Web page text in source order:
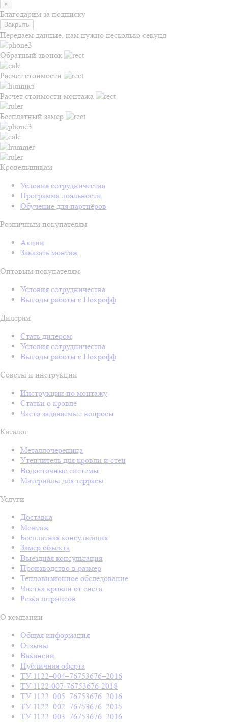
×
Благодарим за подписку
Закрыть
Передаем данные, нам нужно несколько секунд
Обратный звонок
Расчет стоимости
Расчет стоимости монтажа
Бесплатный замер
Кровельщикам
Условия сотрудничества
Программа лояльности
Обучение для партнёров
Розничным покупателям
Акции
Заказать монтаж
Оптовым покупателям
Условия сотрудничества
Выгоды работы с Покрофф
Дилерам
Стать дилером
Условия сотрудничества
Выгоды работы с Покрофф
Советы и инструкции
Инструкции по монтажу
Статьи о кровле
Часто задаваемые вопросы
Каталог
Металлочерепица
Утеплитель для кровли и стен
Водосточные системы
Материалы для террасы
Услуги
Доставка
Монтаж
Бесплатная консультация
Замер объекта
Выездная консультация
Производство в размер
Тепловизионное обследование
Чистка кровли от снега
Резка штрипсов
О компании
Общая информация
Отзывы
Вакансии
Публичная оферта
ТУ 1122–004–76753676–2016
ТУ 1122-007-76753676-2018
ТУ 1122–005–76753676–2016
ТУ 1122–002–76753676–2015
ТУ 1122–003–76753676–2016